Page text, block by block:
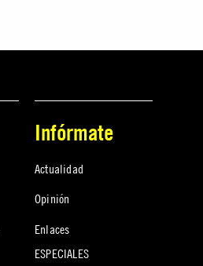
Infórmate
Actualidad
Opinión
Enlaces
ESPECIALES